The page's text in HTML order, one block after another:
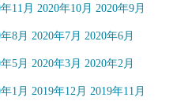
11月 2020年10月 2020年9月
8月 2020年7月 2020年6月
5月 2020年3月 2020年2月
1月 2019年12月 2019年11月